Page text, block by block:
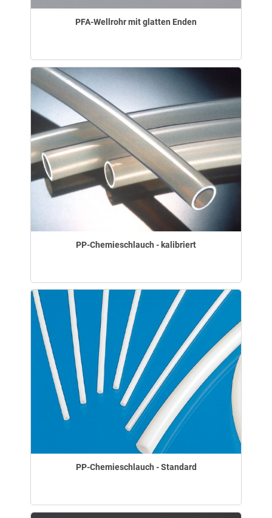
PFA-Wellrohr mit glatten Enden
PP-Chemieschlauch - kalibriert
PP-Chemieschlauch - Standard